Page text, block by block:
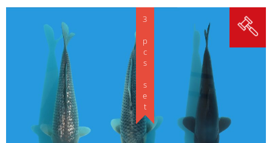
3 pcs set